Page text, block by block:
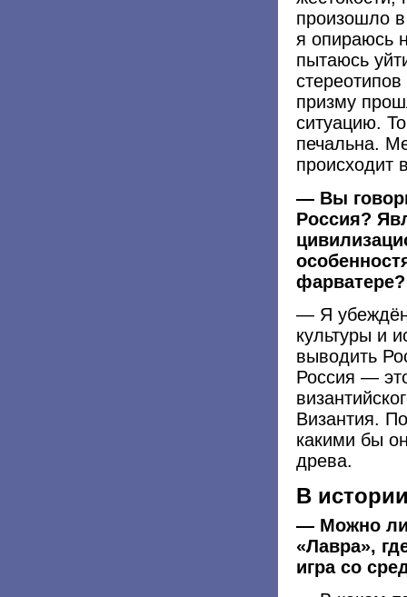
произошло
я опираюсь
пытаюсь
призму
ситуацию.
печальна.
происходит
— Вы
Россия?
фарватере?
— Я
культуры и
выводить
Россия —
Византия.
какими бы
древа.
В
— Можно ли
«Лавра»,
игра со